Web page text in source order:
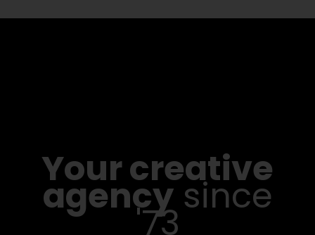
Your creative
agencysince
'73